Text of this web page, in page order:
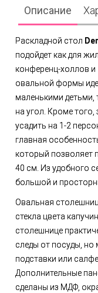
Описание
Раскладной стол
подойдет как для
конференц-холлов
овальной формы
маленькими детьми,
на угол. Кроме
усадить на 1-2
главная
который позволяет
40 см. Из удобного
большой и
Овальная
стекла цвета
столешнице
следы от посуды, но
подставки или
Дополнительные
сделаны из МДФ,